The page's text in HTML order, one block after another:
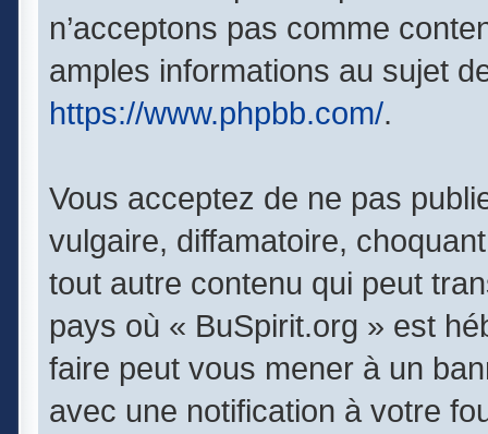
n’acceptons pas comme
amples informations au sujet
https://www.phpbb.com/.
Vous acceptez de ne pas
vulgaire, diffamatoire,
tout autre contenu qui peut
pays où « BuSpirit.org » est
faire peut vous mener à un
avec une notification à votre